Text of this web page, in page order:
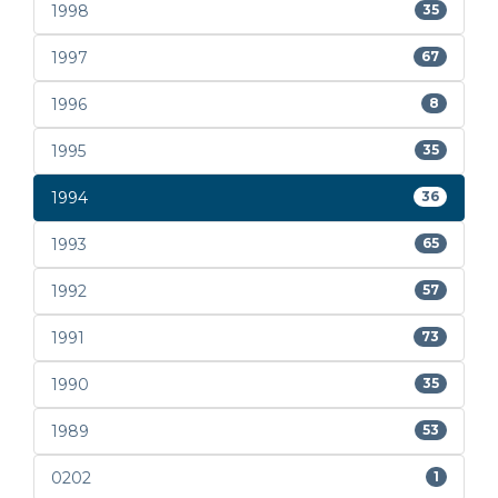
1998 35
1997 67
1996 8
1995 35
1994 36
1993 65
1992 57
1991 73
1990 35
1989 53
0202 1